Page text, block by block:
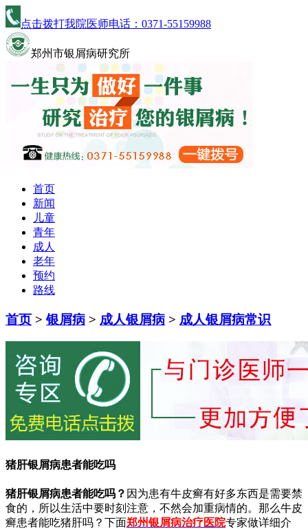
点击拨打我院医师电话： 0371-55159988
郑州市银屑病研究所
首页
新闻
儿童
青年
成人
老年
预约
路线
首页 >银屑病 > 成人银屑病 > 成人银屑病常识
猪肝银屑病患者能吃吗
猪肝银屑病患者能吃吗？ 因为患有牛皮癣有好多东西是需要禁
食的，所以生活中要时刻注意，不然会加重病情的。那么牛皮
癣患者能吃猪肝吗？下面郑州银屑病治疗医院专家做详细介